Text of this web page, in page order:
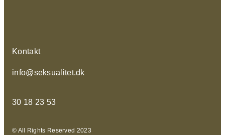
Kontakt
info@seksualitet.dk
30 18 23 53
© All Rights Reserved 2023